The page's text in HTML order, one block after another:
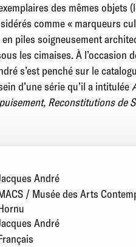
des mêmes objets
comme « marqueurs
en piles soigneusement
les cimaises. À l’occasion
s’est penché sur le
d’une série qu’il a intitulée
Reconstitutions de
André
/ Musée des Arts
André